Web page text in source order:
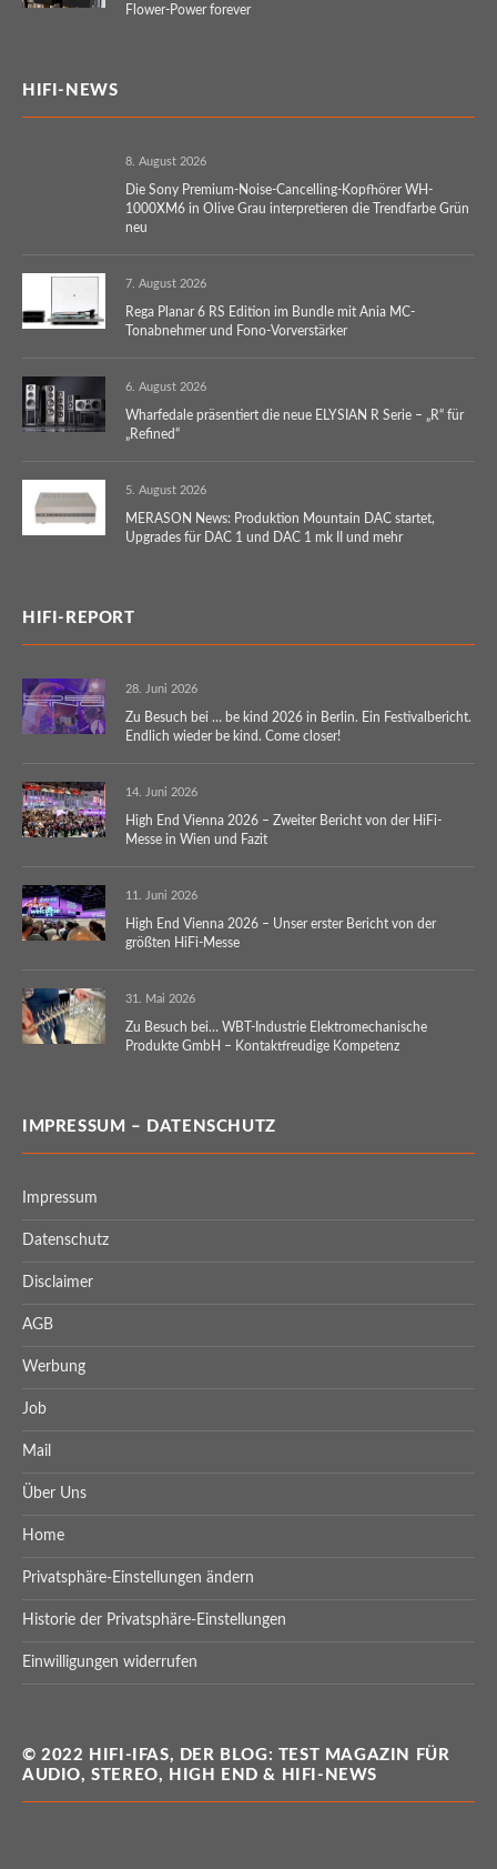
Flower-Power forever
HIFI-NEWS
8. August 2026
Die Sony Premium-Noise-Cancelling-Kopfhörer WH-
1000XM6 in Olive Grau interpretieren die Trendfarbe Grün
neu
7. August 2026
Rega Planar 6 RS Edition im Bundle mit Ania MC-
Tonabnehmer und Fono-Vorverstärker
6. August 2026
Wharfedale präsentiert die neue ELYSIAN R Serie – „R“ für
„Refined“
5. August 2026
MERASON News: Produktion Mountain DAC startet,
Upgrades für DAC 1 und DAC 1 mk II und mehr
HIFI-REPORT
28. Juni 2026
Zu Besuch bei … be kind 2026 in Berlin. Ein Festivalbericht.
Endlich wieder be kind. Come closer!
14. Juni 2026
High End Vienna 2026 – Zweiter Bericht von der HiFi-
Messe in Wien und Fazit
11. Juni 2026
High End Vienna 2026 – Unser erster Bericht von der
größten HiFi-Messe
31. Mai 2026
Zu Besuch bei… WBT-Industrie Elektromechanische
Produkte GmbH – Kontaktfreudige Kompetenz
IMPRESSUM – DATENSCHUTZ
Impressum
Datenschutz
Disclaimer
AGB
Werbung
Job
Mail
Über Uns
Home
Privatsphäre-Einstellungen ändern
Historie der Privatsphäre-Einstellungen
Einwilligungen widerrufen
© 2022 HIFI-IFAS, DER BLOG: TEST MAGAZIN FÜR
AUDIO, STEREO, HIGH END & HIFI-NEWS